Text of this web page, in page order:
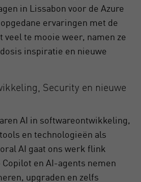
in Lissabon voor de Azure
ervaringen met de
veel te mooie weer, namen ze
inspiratie en nieuwe
Security en nieuwe
AI in softwareontwikkeling,
en technologieën als
AI gaat ons werk flink
en AI-agents nemen
upgraden en zelfs